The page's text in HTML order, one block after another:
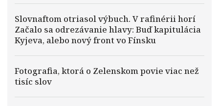
Slovnaftom otriasol výbuch. V rafinérii horí
Začalo sa odrezávanie hlavy: Buď kapitulácia
Kyjeva, alebo nový front vo Fínsku
Fotografia, ktorá o Zelenskom povie viac než
tisíc slov